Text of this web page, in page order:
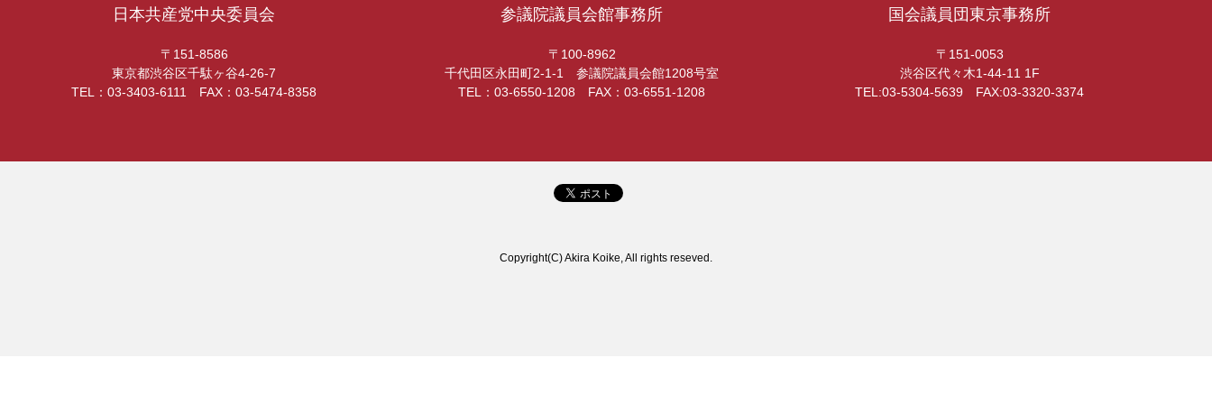
日本共産党中央委員会
〒151-8586
東京都渋谷区千駄ヶ谷4-26-7
TEL：03-3403-6111 FAX：03-5474-8358
参議院議員会館事務所
〒100-8962
千代田区永田町2-1-1 参議院議員会館1208号室
TEL：03-6550-1208 FAX：03-6551-1208
国会議員団東京事務所
〒151-0053
渋谷区代々木1-44-11 1F
TEL:03-5304-5639 FAX:03-3320-3374
Copyright(C) Akira Koike, All rights reseved.